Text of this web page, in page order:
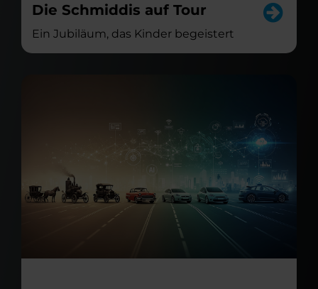
Die Schmiddis auf Tour
Ein Jubiläum, das Kinder begeistert